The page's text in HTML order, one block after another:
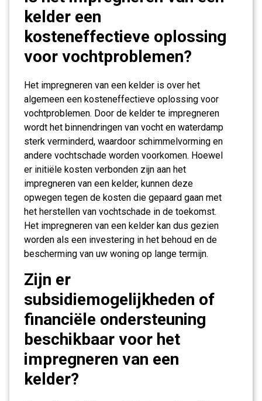
kelder een
kosteneffectieve oplossing
voor vochtproblemen?
Het impregneren van een kelder is over het
algemeen een kosteneffectieve oplossing voor
vochtproblemen. Door de kelder te impregneren
wordt het binnendringen van vocht en waterdamp
sterk verminderd, waardoor schimmelvorming en
andere vochtschade worden voorkomen. Hoewel
er initiële kosten verbonden zijn aan het
impregneren van een kelder, kunnen deze
opwegen tegen de kosten die gepaard gaan met
het herstellen van vochtschade in de toekomst.
Het impregneren van een kelder kan dus gezien
worden als een investering in het behoud en de
bescherming van uw woning op lange termijn.
Zijn er
subsidiemogelijkheden of
financiële ondersteuning
beschikbaar voor het
impregneren van een
kelder?